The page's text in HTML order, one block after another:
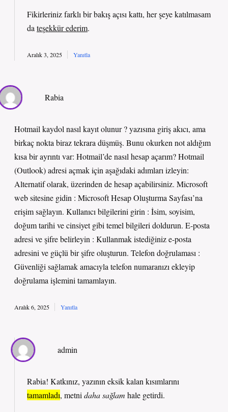
Fikirleriniz farklı bir bakış açısı kattı, her şeye katılmasam
da teşekkür ederim.
Aralık 3, 2025 Yanıtla
Rabia
Hotmail kaydol nasıl kayıt olunur ? yazısına giriş akıcı, ama
birkaç nokta biraz tekrara düşmüş. Bunu okurken not aldığım
kısa bir ayrıntı var: Hotmail’de nasıl hesap açarım? Hotmail
(Outlook) adresi açmak için aşağıdaki adımları izleyin:
Alternatif olarak, üzerinden de hesap açabilirsiniz. Microsoft
web sitesine gidin : Microsoft Hesap Oluşturma Sayfası’na
erişim sağlayın. Kullanıcı bilgilerini girin : İsim, soyisim,
doğum tarihi ve cinsiyet gibi temel bilgileri doldurun. E-posta
adresi ve şifre belirleyin : Kullanmak istediğiniz e-posta
adresini ve güçlü bir şifre oluşturun. Telefon doğrulaması :
Güvenliği sağlamak amacıyla telefon numaranızı ekleyip
doğrulama işlemini tamamlayın.
Aralık 6, 2025 Yanıtla
admin
Rabia! Katkınız, yazının eksik kalan kısımlarını
tamamladı, metni daha sağlam hale getirdi.